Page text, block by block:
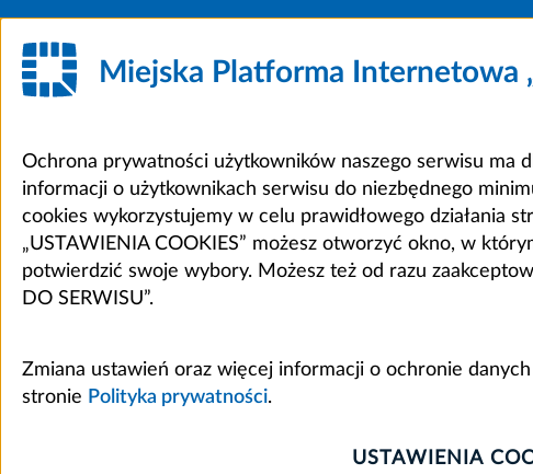
Miejska Platforma Internetowa
Ochrona prywatności użytkowników naszego serwisu ma
informacji o użytkownikach serwisu do niezbędnego
cookies wykorzystujemy w celu prawidłowego działania
„USTAWIENIA COOKIES” możesz otworzyć okno, w
potwierdzić swoje wybory. Możesz też od razu
DO SERWISU”.
Zmiana ustawień oraz więcej informacji o ochronie
stronie Polityka prywatności.
USTAWIENIA